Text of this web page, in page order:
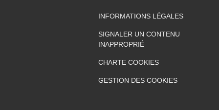
INFORMATIONS LÉGALES
SIGNALER UN CONTENU
INAPPROPRIÉ
CHARTE COOKIES
GESTION DES COOKIES